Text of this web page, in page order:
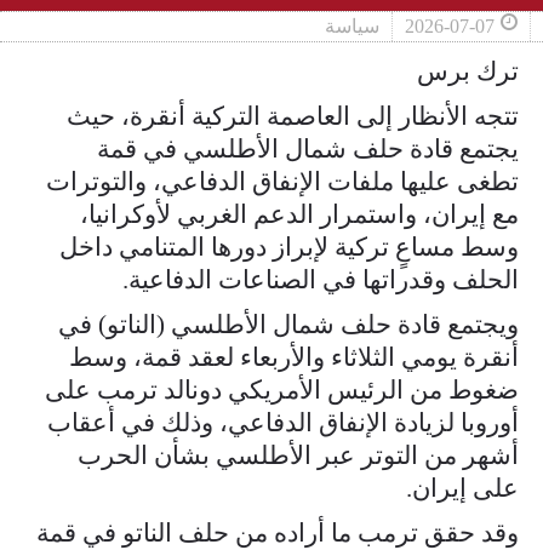
2026-07-07 سياسة
ترك برس
تتجه الأنظار إلى العاصمة التركية أنقرة، حيث
يجتمع قادة حلف شمال الأطلسي في قمة
تطغى عليها ملفات الإنفاق الدفاعي، والتوترات
مع إيران، واستمرار الدعم الغربي لأوكرانيا،
وسط مساعٍ تركية لإبراز دورها المتنامي داخل
الحلف وقدراتها في الصناعات الدفاعية.
ويجتمع قادة حلف شمال الأطلسي (الناتو) في
أنقرة يومي الثلاثاء والأربعاء لعقد قمة، وسط
ضغوط من الرئيس الأمريكي دونالد ترمب على
أوروبا لزيادة الإنفاق الدفاعي، وذلك في أعقاب
أشهر من التوتر عبر الأطلسي بشأن الحرب
على إيران.
وقد حقق ترمب ما أراده من حلف الناتو في قمة